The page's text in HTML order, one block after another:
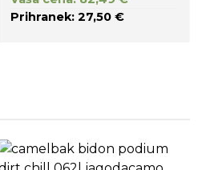
Prihranek: 27,50 €